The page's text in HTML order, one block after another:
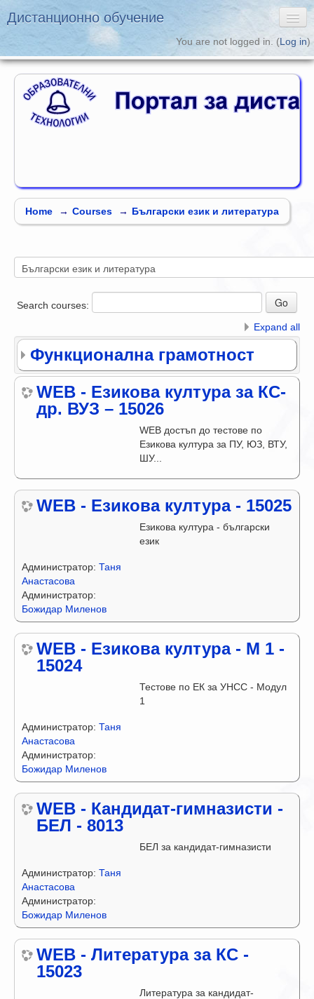
Дистанционно обучение
You are not logged in. (Log in)
Дистанционно обучение
Home → Courses → Български език и литература
Search courses:
Expand all
Функционална грамотност
WEB - Езикова култура за КС-
др. ВУЗ – 15026
WEB достъп до тестове по
Езикова култура за ПУ, ЮЗ, ВТУ,
ШУ...
WEB - Езикова култура - 15025
Езикова култура - български
език
Администратор: Таня
Анастасова
Администратор:
Божидар Миленов
WEB - Езикова култура - М 1 -
15024
Тестове по ЕК за УНСС - Модул
1
Администратор: Таня
Анастасова
Администратор:
Божидар Миленов
WEB - Кандидат-гимназисти -
БЕЛ - 8013
БЕЛ за кандидат-гимназисти
Администратор: Таня
Анастасова
Администратор:
Божидар Миленов
WEB - Литература за КС -
15023
Литература за кандидат-